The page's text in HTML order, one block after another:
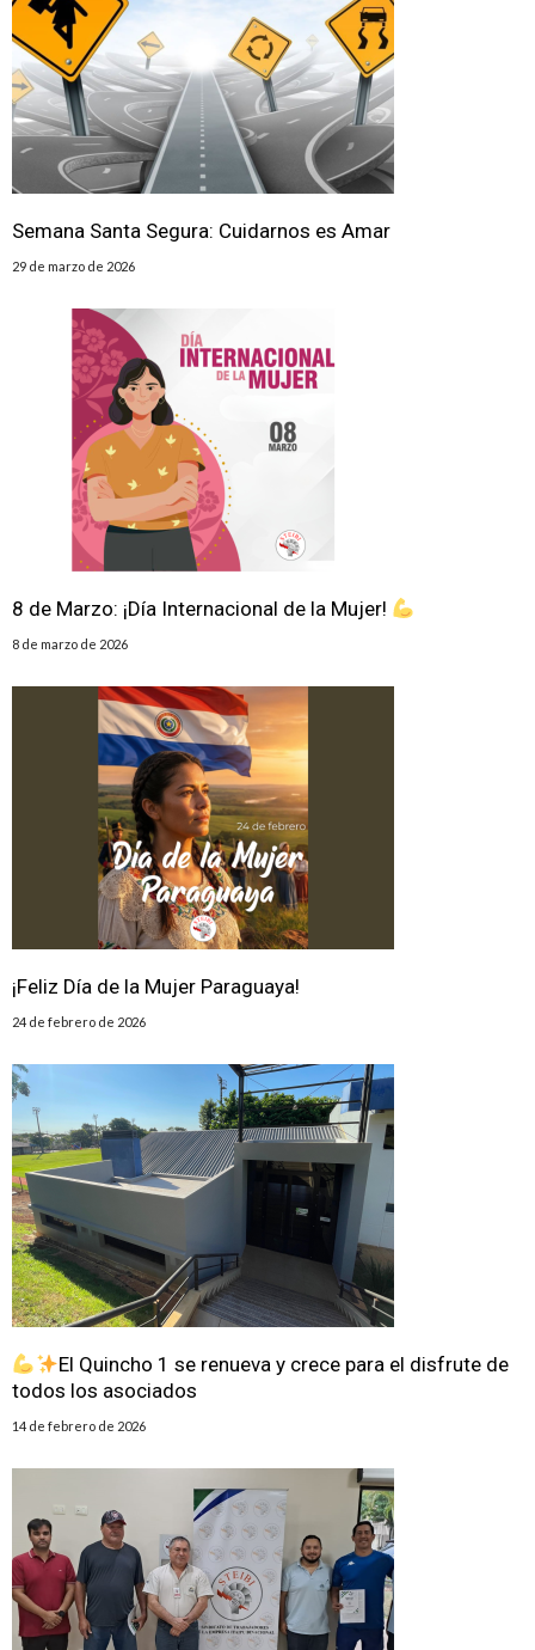
Semana Santa Segura: Cuidarnos es Amar
29 de marzo de 2026
8 de Marzo: ¡Día Internacional de la Mujer!
8 de marzo de 2026
¡Feliz Día de la Mujer Paraguaya!
24 de febrero de 2026
El Quincho 1 se renueva y crece para el disfrute de
todos los asociados
14 de febrero de 2026